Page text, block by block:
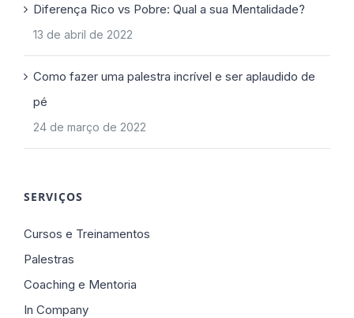
Diferença Rico vs Pobre: Qual a sua Mentalidade?
13 de abril de 2022
Como fazer uma palestra incrível e ser aplaudido de
pé
24 de março de 2022
SERVIÇOS
Cursos e Treinamentos
Palestras
Coaching e Mentoria
In Company